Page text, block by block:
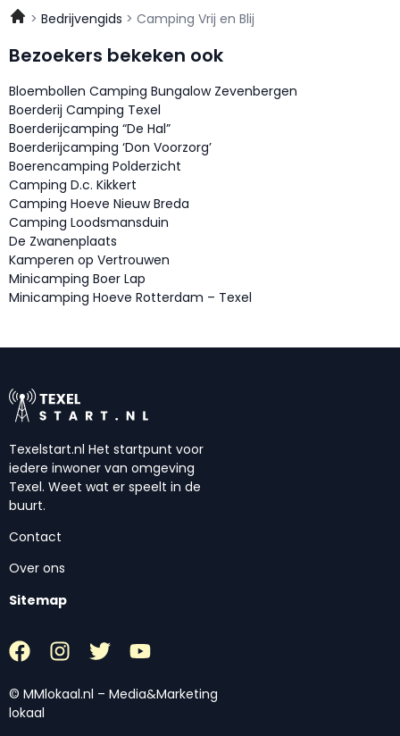
Bedrijvengids Camping Vrij en Blij
Bezoekers bekeken ook
Bloembollen Camping Bungalow Zevenbergen
Boerderij Camping Texel
Boerderijcamping “De Hal”
Boerderijcamping ‘Don Voorzorg’
Boerencamping Polderzicht
Camping D.c. Kikkert
Camping Hoeve Nieuw Breda
Camping Loodsmansduin
De Zwanenplaats
Kamperen op Vertrouwen
Minicamping Boer Lap
Minicamping Hoeve Rotterdam – Texel
Texelstart.nl Het startpunt voor
iedere inwoner van omgeving
Texel. Weet wat er speelt in de
buurt.
Contact
Over ons
Sitemap
© MMlokaal.nl – Media&Marketing
lokaal